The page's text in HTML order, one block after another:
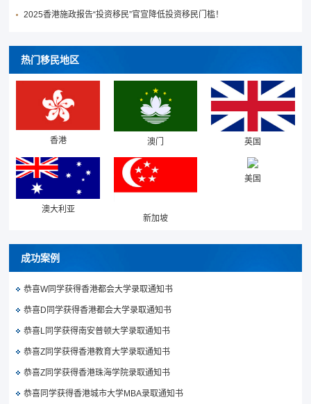
2025香港施政报告“投资移民”官宣降低投资移民门槛！
热门移民地区
香港 澳门 英国
澳大利亚
新加坡
美国
成功案例
恭喜W同学获得香港都会大学录取通知书
恭喜D同学获得香港都会大学录取通知书
恭喜L同学获得南安普顿大学录取通知书
恭喜Z同学获得香港教育大学录取通知书
恭喜Z同学获得香港珠海学院录取通知书
恭喜同学获得香港城市大学MBA录取通知书